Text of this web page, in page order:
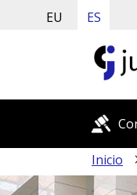
EU ES
Inicio